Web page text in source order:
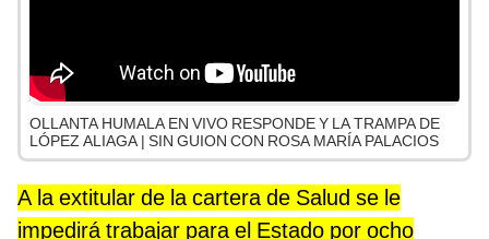
OLLANTA HUMALA EN VIVO RESPONDE Y LA TRAMPA DE
LÓPEZ ALIAGA | SIN GUION CON ROSA MARÍA PALACIOS
A la extitular de la cartera de Salud se le
impedirá trabajar para el Estado por ocho